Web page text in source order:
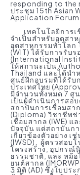
responding to the
ประชุม 15th Asian
Application
เทคโนโลยีการเ
จำเป็นสำหรับอุตสา
อุตสาหกรรมทั่วโลก
(WIT) ได้รับการรับ
(International
ให้สถานะเป็น
Thailand และได้น
ศูนย์ฝึกอบรมที่ได้รับ
ประเทศไทย
มีจำนวนทั้งหมด 7 ศู
เป็นผู้ดำเนินการสอ
สถาบันการเชื่อมสา
(Diploma) วิชาชีพช่
เชื่อมสากล (IWE) แ
ปัจจุบัน แต่สถาบันก
เกี่ยวข้องตัวอย่าง เ
(IWSD), ผู้ตรวสอบโ
โครงสร้าง, อุปกรณ์
ธรรมชาติ, และ หม้
ยนต์สากล
3 มิติ (AD) ซึ่งใบปร